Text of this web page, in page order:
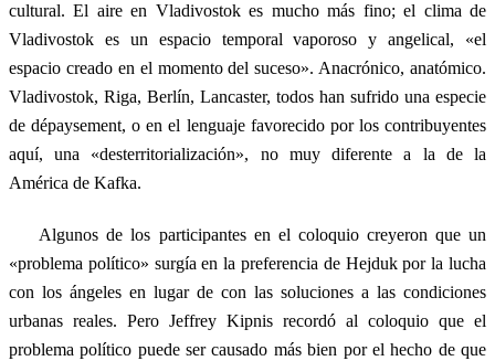
cultural. El aire en Vladivostok es mucho más fino; el clima de
Vladivostok es un espacio temporal vaporoso y angelical, «el
espacio creado en el momento del suceso». Anacrónico, anatómico.
Vladivostok, Riga, Berlín, Lancaster, todos han sufrido una especie
de dépaysement, o en el lenguaje favorecido por los contribuyentes
aquí, una «desterritorialización», no muy diferente a la de la
América de Kafka.
Algunos de los participantes en el coloquio creyeron que un
«problema político» surgía en la preferencia de Hejduk por la lucha
con los ángeles en lugar de con las soluciones a las condiciones
urbanas reales. Pero Jeffrey Kipnis recordó al coloquio que el
problema político puede ser causado más bien por el hecho de que